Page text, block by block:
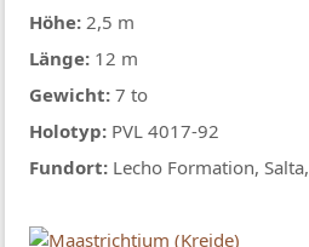
Höhe: 2,5 m
Länge: 12 m
Gewicht:7 to
Holotyp: PVL 4017-92
Fundort: Lecho Formation,